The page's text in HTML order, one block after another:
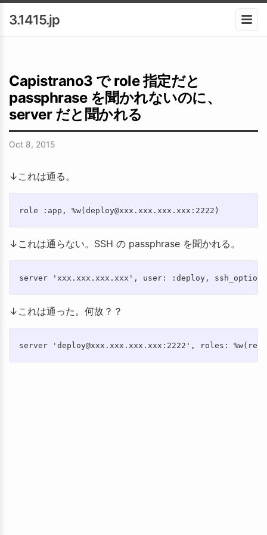
3.1415.jp
Capistrano3 で role 指定だと
passphrase を聞かれないのに、
server だと聞かれる
Oct 8, 2015
↓これは通る。
↓これは通らない。SSH の passphrase を聞かれる。
↓これは通った。何故？？